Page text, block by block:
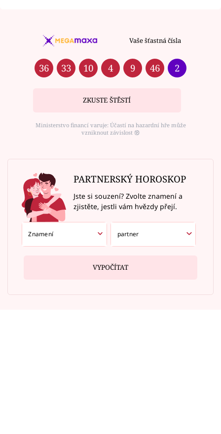
Vaše šťastná čísla
36 33 10 4 9 46 2
ZKUSTE ŠTĚSTÍ
Ministerstvo financí varuje: Účastí na hazardní hře může
vzniknout závislost ⑱
PARTNERSKÝ HOROSKOP
Jste si souzení? Zvolte znamení a
zjistěte, jestli vám hvězdy přejí.
VYPOČÍTAT